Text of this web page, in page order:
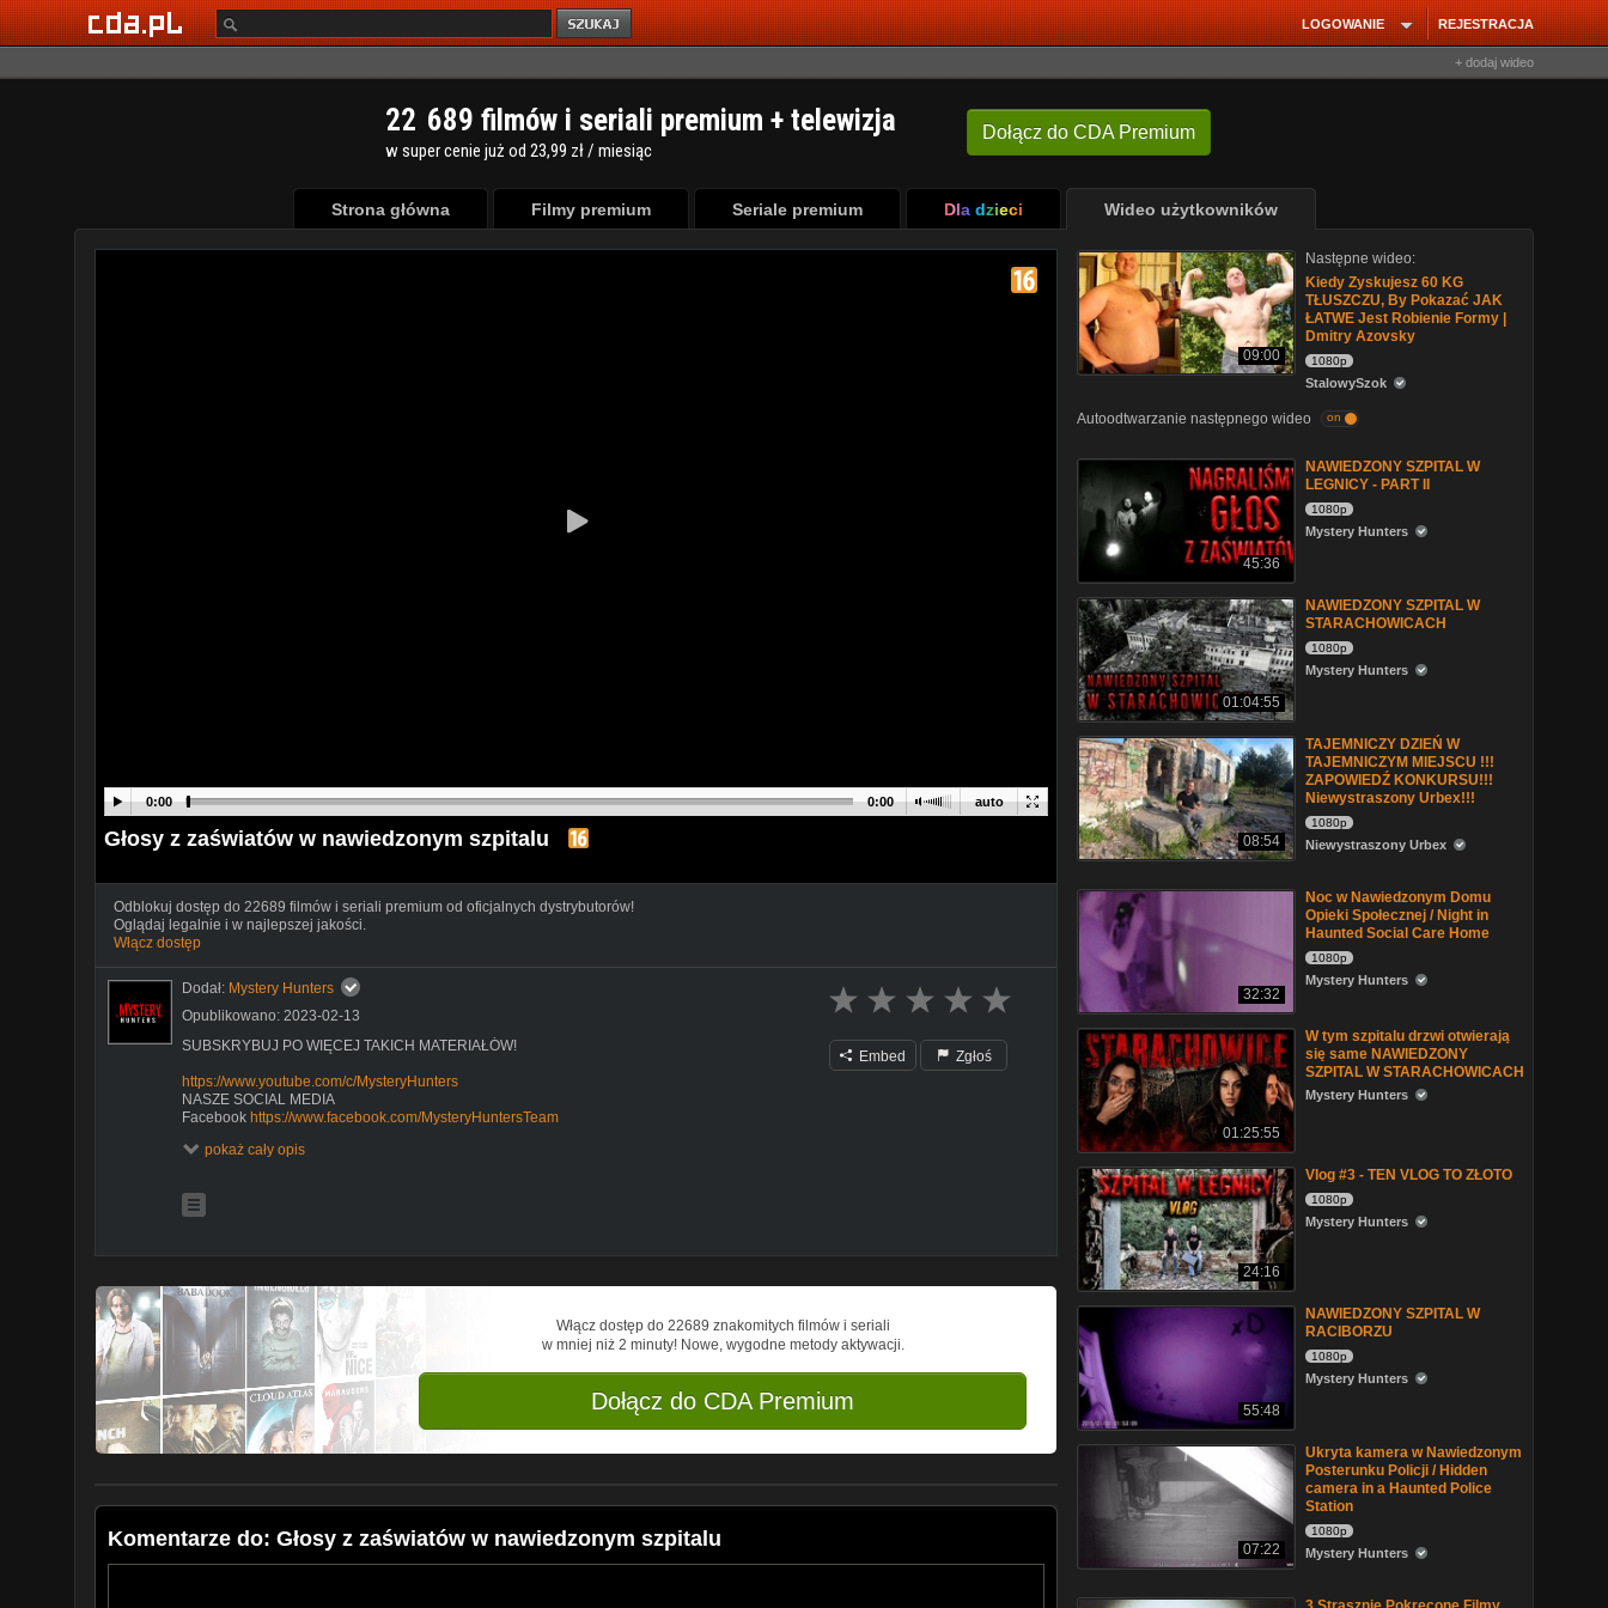
REJESTRACJA
LOGOWANIE
+ dodaj wideo
Dołącz do CDA Premium
22 689 filmów i seriali premium + telewizja
w super cenie już od 23,99 zł / miesiąc
Strona główna Filmy premium Seriale premium Dla dzieci Wideo użytkowników
auto
0:00 0:00
Głosy z zaświatów w nawiedzonym szpitalu
Odblokuj dostęp do 22689 filmów i seriali premium od oficjalnych dystrybutorów!
Oglądaj legalnie i w najlepszej jakości.
Włącz dostęp
Dodał: Mystery Hunters
Opublikowano: 2023-02-13
SUBSKRYBUJ PO WIĘCEJ TAKICH MATERIAŁÓW!
https://www.youtube.com/c/MysteryHunters
NASZE SOCIAL MEDIA
Facebook https://www.facebook.com/MysteryHuntersTeam
Instagramhttps://www.instagram.com/teamysteryhunters/?hlpl
pokaż cały opis
Embed Zgłoś
Włącz dostęp do 22689 znakomitych filmów i seriali
w mniej niż 2 minuty! Nowe, wygodne metody aktywacji.
Dołącz do CDA Premium
Komentarze do: Głosy z zaświatów w nawiedzonym szpitalu
09:00
Następne wideo:
Kiedy Zyskujesz 60 KG
TŁUSZCZU, By Pokazać JAK
ŁATWE Jest Robienie Formy |
Dmitry Azovsky
1080p
StalowySzok
Autoodtwarzanie następnego wideo on
45:36
NAWIEDZONY SZPITAL W
LEGNICY - PART II
1080p
Mystery Hunters
01:04:55
NAWIEDZONY SZPITAL W
STARACHOWICACH
1080p
Mystery Hunters
08:54
TAJEMNICZY DZIEŃ W
TAJEMNICZYM MIEJSCU !!!
ZAPOWIEDŹ KONKURSU!!!
Niewystraszony Urbex!!!
1080p
Niewystraszony Urbex
32:32
Noc w Nawiedzonym Domu
Opieki Społecznej / Night in
Haunted Social Care Home
1080p
Mystery Hunters
01:25:55
W tym szpitalu drzwi otwierają
się same NAWIEDZONY
SZPITAL W STARACHOWICACH
Mystery Hunters
24:16
Vlog #3 - TEN VLOG TO ZŁOTO
1080p
Mystery Hunters
55:48
NAWIEDZONY SZPITAL W
RACIBORZU
1080p
Mystery Hunters
07:22
Ukryta kamera w Nawiedzonym
Posterunku Policji / Hidden
camera in a Haunted Police
Station
1080p
Mystery Hunters